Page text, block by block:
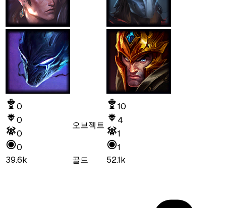
0
0
0
0
오브젝트
10
4
1
1
39.6k
골드 52.1k